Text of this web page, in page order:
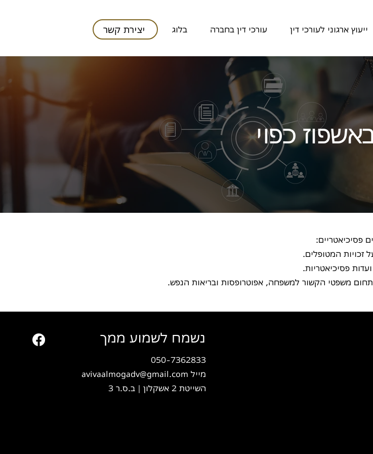
יצירת קשר ייעוץ ארגוני לעורכי דין עורכי דין בחברה בלוג
כפוי
פסיכיאטריים:
זכויות המטופלים.
פסיכיאטריות.
משפטי הקשור למשפחה, אפוטרופסות ובריאות הנפש.
נשמח לשמוע ממך
050-7362833
מייל avivaalmogadv@gmail.com
השייטת 2 אשקלון | ב.ס.ר 3